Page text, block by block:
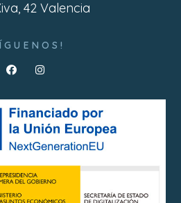
42 Valencia